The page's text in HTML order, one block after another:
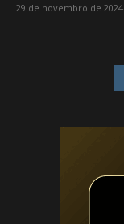
29 de novembro de 2024